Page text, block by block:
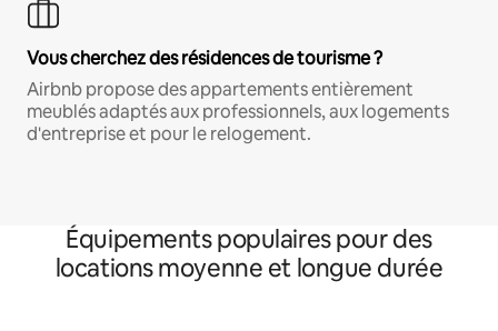
Vous cherchez des résidences de tourisme ?
Airbnb propose des appartements entièrement
meublés adaptés aux professionnels, aux logements
d'entreprise et pour le relogement.
Équipements populaires pour des
locations moyenne et longue durée